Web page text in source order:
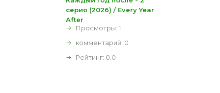
серия (2026) / Every Year
After
Просмотры: 1
комментарий: 0
Рейтинг: 0.0